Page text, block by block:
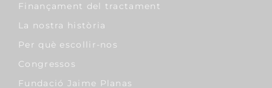
Finançament del tractament
La nostra història
Per què escollir-nos
Congressos
Fundació Jaime Planas